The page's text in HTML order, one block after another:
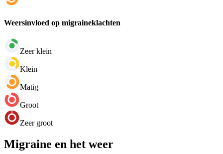
Weersinvloed op migraineklachten
Zeer klein
Klein
Matig
Groot
Zeer groot
Migraine en het weer